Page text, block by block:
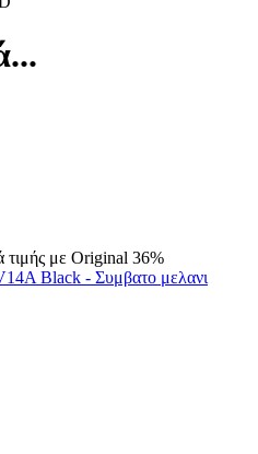
τιμής με Original 36%
Black - Συμβατο μελανι